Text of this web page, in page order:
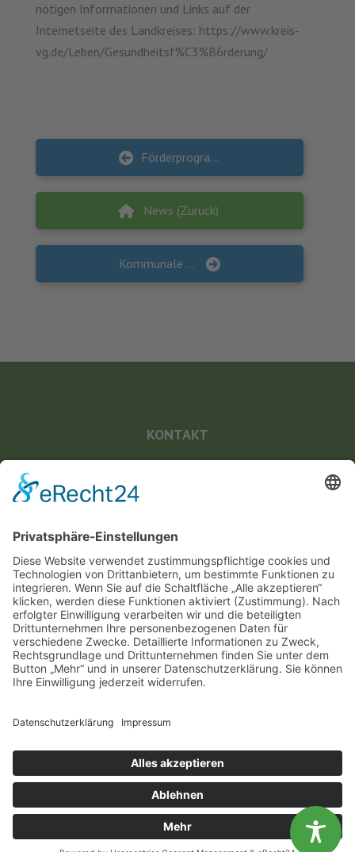
nötigen Informationen und Links auf der
Internetseite des Landkreises: https://www.kreis-
vg.de/Leben/Gesundheitsf%C3%B6rderung/
Förderprogramm „AUF!LEBEN – ZUKUNFT IST JETZT“
News (Zurück)
Kommunale Gesundheitsförderung gewinnt an Bedeutung
KONTAKT
Mecklenburg-Vorpommern e. V.
19053 Schwerin
info@lvg-mv.de
0385 2007 386 0
DATENSCHUTZ
IMPRESSUM
Unsere Öffnungszeiten
9:00 - 12:00 Uhr | 13:00 - 15:00 Uhr
9:00 - 12:00 Uhr | 13:00 - 15:00 Uhr
Diese Website benutzt Cookies. Wenn du die Website weiter
nutzt, gehen wir von deinem Einverständnis aus.
OK
Nein